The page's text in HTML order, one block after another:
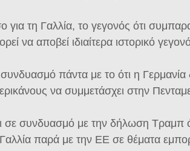
για τη Γαλλία, το γεγονός ότι
να αποβεί ιδιαίτερα ιστορικό
πάντα με το ότι η
να συμμετάσχει στην
σε συνδυασμό με την δήλωση Τραμπ
παρά με την ΕΕ σε θέματα